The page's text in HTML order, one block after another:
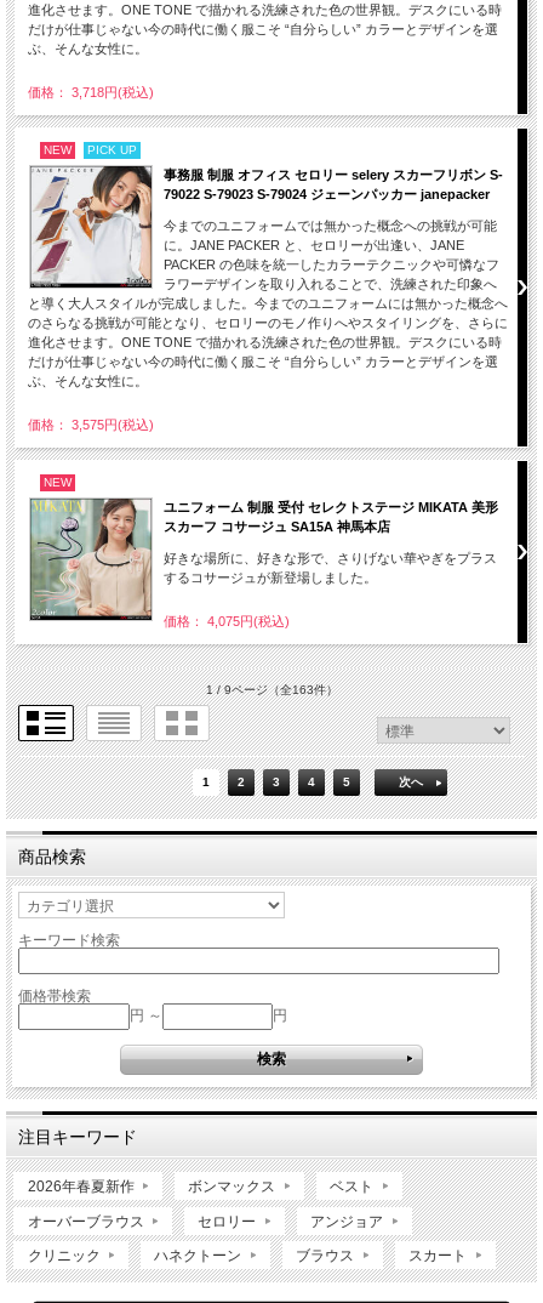
進化させます。ONE TONE で描かれる洗練された色の世界観。デスクにいる時
だけが仕事じゃない今の時代に働く服こそ “自分らしい” カラーとデザインを選
ぶ、そんな女性に。
価格： 3,718円(税込)
NEW PICK UP
事務服 制服 オフィス セロリー selery スカーフリボン S-
79022 S-79023 S-79024 ジェーンパッカー janepacker
今までのユニフォームでは無かった概念への挑戦が可能
に。JANE PACKER と、セロリーが出逢い、JANE
PACKER の色味を統一したカラーテクニックや可憐なフ
ラワーデザインを取り入れることで、洗練された印象へ
と導く大人スタイルが完成しました。今までのユニフォームには無かった概念へ
のさらなる挑戦が可能となり、セロリーのモノ作りへやスタイリングを、さらに
進化させます。ONE TONE で描かれる洗練された色の世界観。デスクにいる時
だけが仕事じゃない今の時代に働く服こそ “自分らしい” カラーとデザインを選
ぶ、そんな女性に。
価格： 3,575円(税込)
NEW
ユニフォーム 制服 受付 セレクトステージ MIKATA 美形
スカーフ コサージュ SA15A 神馬本店
好きな場所に、好きな形で、さりげない華やぎをプラス
するコサージュが新登場しました。
価格： 4,075円(税込)
1 / 9ページ（全163件）
1 2 3 4 5 次へ
商品検索
キーワード検索
価格帯検索
円 ～
円
注目キーワード
2026年春夏新作 ボンマックス ベスト
オーバーブラウス セロリー アンジョア
クリニック ハネクトーン ブラウス スカート